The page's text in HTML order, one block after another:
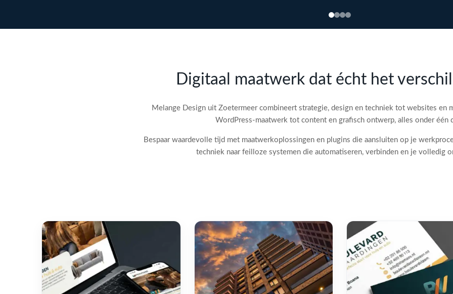
Digitaal maatwerk dat écht het
Melange Design uit Zoetermeer combineert strategie, design en techniek tot websites en
WordPress-maatwerk tot content en grafisch ontwerp, alles onder één
Bespaar waardevolle tijd met maatwerkoplossingen en plugins die aansluiten op je
techniek naar feilloze systemen die automatiseren, verbinden en je volledig